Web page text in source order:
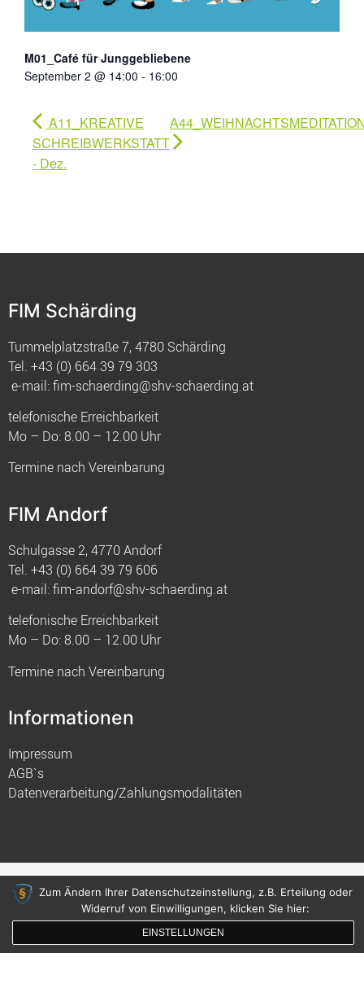
M01_Café für Junggebliebene
September 2 @ 14:00 - 16:00
A11_KREATIVE
SCHREIBWERKSTATT
- Dez.
FIM Schärding
Tummelplatzstraße 7, 4780 Schärding
Tel. +43 (0) 664 39 79 303
e-mail:fim-schaerding@shv-schaerding.at
telefonische Erreichbarkeit
Mo – Do: 8.00 – 12.00 Uhr
Termine nach Vereinbarung
FIM Andorf
Schulgasse 2, 4770 Andorf
Tel. +43 (0) 664 39 79 606
e-mail:fim-andorf@shv-schaerding.at
telefonische Erreichbarkeit
Mo – Do: 8.00 – 12.00 Uhr
Termine nach Vereinbarung
Informationen
Impressum
AGB`s
Datenverarbeitung/Zahlungsmodalitäten
© 2021 FIM
gemacht mit von innDesign
Zum Ändern Ihrer Datenschutzeinstellung, z.B. Erteilung oder
Widerruf von Einwilligungen, klicken Sie hier:
EINSTELLUNGEN